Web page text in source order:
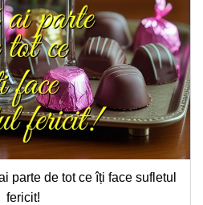
parte de tot ce îți face sufletul
fericit!